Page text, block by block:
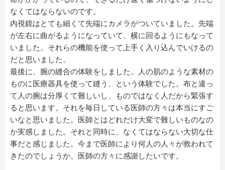
なくてはならないのです。
内視鏡はとても細くて先端にカメラがついていました。先端
が左右に曲がるようになっていて、横に回るようにもなって
いました。それらの機能を使って上手く入り込んでいけるの
だと思いました。
最後に、腕の縫合の体験をしました。人の肌のような素材の
ものに医療器具を使って縫う、という体験でした。布と違っ
て人の腕は分厚くて難しいし、ものではなく人だから緊張す
ると思います。それを毎日している医師の方々は本当にすご
いなと思いました。医師とはどれだけ大変で難しいものなの
か実感しました。それと同時に、なくてはならない大切な仕
事だと感じました。今まで医師により何人の人々が救われて
きたのでしょうか。医師の方々に感謝したいです。